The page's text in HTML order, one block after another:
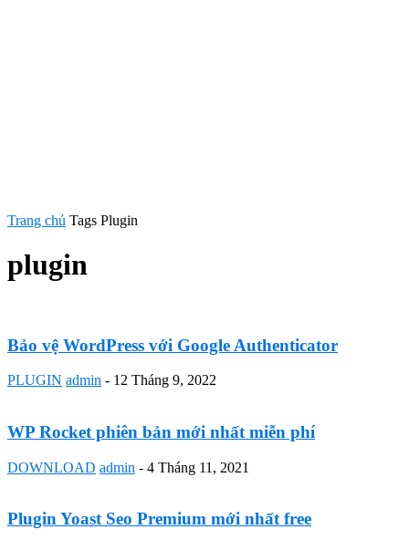
Trang chủ Tags Plugin
plugin
Bảo vệ WordPress với Google Authenticator
PLUGIN admin - 12 Tháng 9, 2022
WP Rocket phiên bản mới nhất miễn phí
DOWNLOAD admin - 4 Tháng 11, 2021
Plugin Yoast Seo Premium mới nhất free